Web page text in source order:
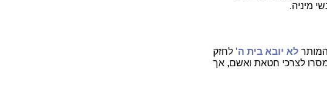
מיניה.
לא יובא בית ה' לחזק
לצרכי חטאת ואשם, אך